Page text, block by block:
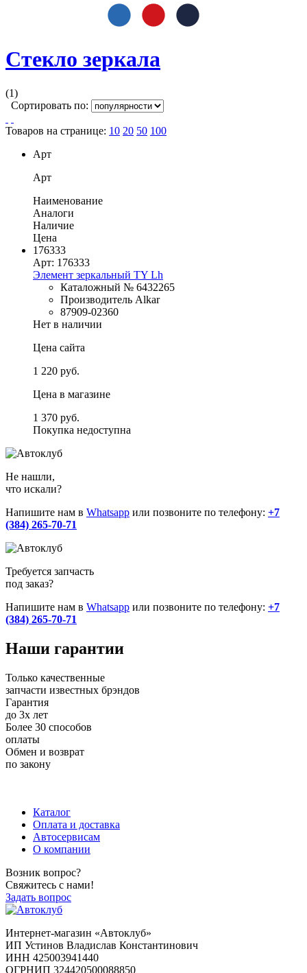
Стекло зеркала
(1)
Сортировать по:
Товаров на странице: 10 20 50 100
Арт
Арт
Наименование
Аналоги
Наличие
Цена
176333
Арт: 176333
Элемент зеркальный TY Lh
Каталожный № 6432265
Производитель Alkar
87909-02360
Нет в наличии
Цена сайта
1 220 руб.
Цена в магазине
1 370 руб.
Покупка недоступна
Не нашли,
что искали?
Напишите нам в Whatsapp или позвоните по телефону: +7
(384) 265-70-71
Требуется запчасть
под заказ?
Напишите нам в Whatsapp или позвоните по телефону: +7
(384) 265-70-71
Наши гарантии
Только качественные
запчасти известных брэндов
Гарантия
до 3х лет
Более 30 способов
оплаты
Обмен и возврат
по закону
Каталог
Оплата и доставка
Автосервисам
Возник вопрос?
Свяжитесь с нами!
Задать вопрос
Интернет-магазин «Автоклуб»
ИП Устинов Владислав Константинович
ИНН 425003941440